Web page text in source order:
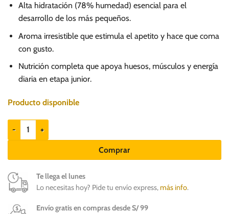
Alta hidratación (78% humedad) esencial para el
desarrollo de los más pequeños.
Aroma irresistible que estimula el apetito y hace que coma
con gusto.
Nutrición completa que apoya huesos, músculos y energía
diaria en etapa junior.
Producto disponible
Nuevo Pollo y Ternera con Arroz 800gr - Cachorros cantidad
Comprar
Te llega el lunes
Lo necesitas hoy? Pide tu envío express,más info.
Envío gratis en compras desde S/ 99